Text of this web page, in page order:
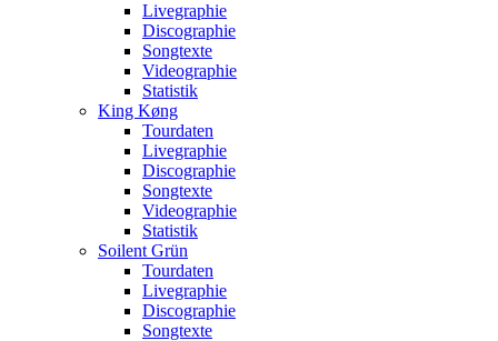
Livegraphie
Discographie
Songtexte
Videographie
Statistik
King Køng
Tourdaten
Livegraphie
Discographie
Songtexte
Videographie
Statistik
Soilent Grün
Tourdaten
Livegraphie
Discographie
Songtexte